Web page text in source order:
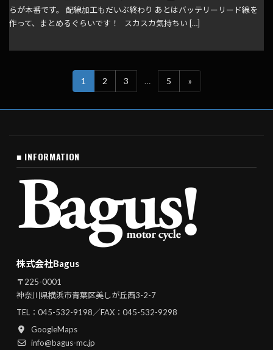
らが本番です。 配線加工もだいぶ終わり あとはバッテリーリード線を
作って、まとめるぐらいです！ スカスカ気持ちい […]
1 2 3 … 5 »
■ INFORMATION
株式会社Bagus
〒225-0001
神奈川県横浜市青葉区美しが丘西3-2-7
TEL： 045-532-9198／FAX：045-532-9298
GoogleMaps
info@bagus-mc.jp